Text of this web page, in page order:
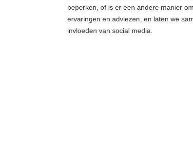
beperken, of is er een andere manier
ervaringen en adviezen, en laten we
invloeden van social media.